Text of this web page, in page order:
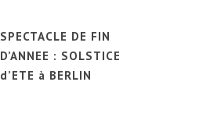
SPECTACLE DE FIN
D’ANNEE : SOLSTICE
d’ETE à BERLIN